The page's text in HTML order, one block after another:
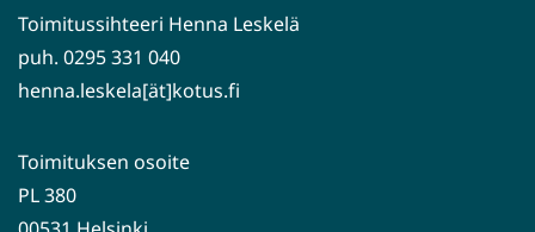
Toimitussihteeri Henna Leskelä
puh. 0295 331 040
henna.leskela[ät]kotus.fi
Toimituksen osoite
PL 380